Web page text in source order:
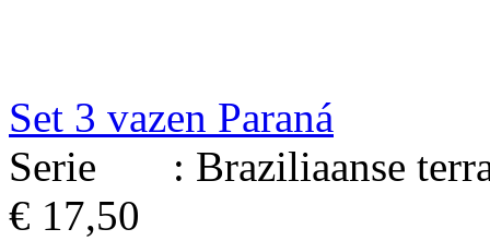
Set 3 vazen Paraná
Serie : Braziliaanse
€ 17,50